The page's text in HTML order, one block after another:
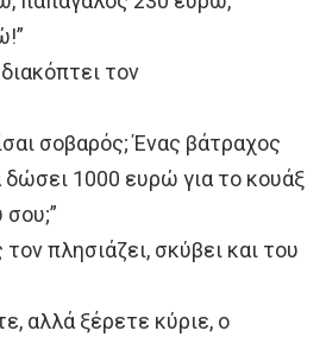
τον
σοβαρός; Ένας βάτραχος
δώσει 1000 ευρώ για το κουάξ
πλησιάζει, σκύβει και του
αλλά ξέρετε κύριε, ο